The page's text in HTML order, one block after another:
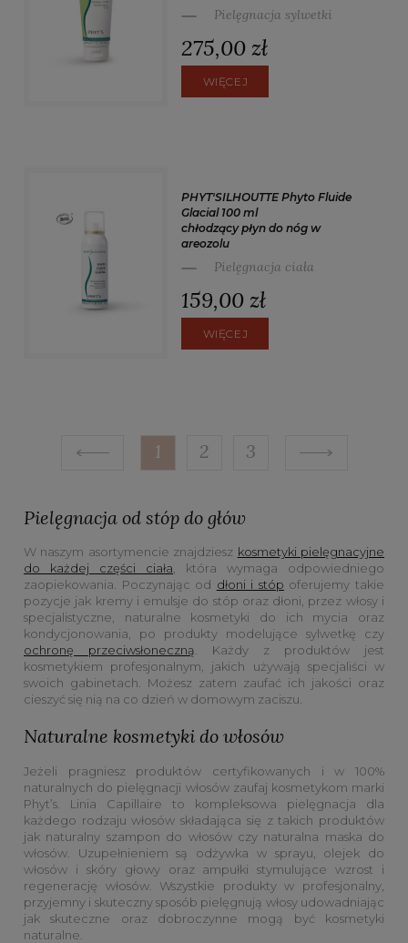
Pielęgnacja sylwetki
275,00 zł
WIĘCEJ
PHYT'SILHOUTTE Phyto Fluide
Glacial 100 ml
chłodzący płyn do nóg w
areozolu
Pielęgnacja ciała
159,00 zł
WIĘCEJ
1 2 3
Pielęgnacja od stóp do głów
W naszym asortymencie znajdziesz kosmetyki pielęgnacyjne
do każdej części ciała, która wymaga odpowiedniego
zaopiekowania. Poczynając od dłoni i stóp oferujemy takie
pozycje jak kremy i emulsje do stóp oraz dłoni, przez włosy i
specjalistyczne, naturalne kosmetyki do ich mycia oraz
kondycjonowania, po produkty modelujące sylwetkę czy
ochronę przeciwsłoneczną. Każdy z produktów jest
kosmetykiem profesjonalnym, jakich używają specjaliści w
swoich gabinetach. Możesz zatem zaufać ich jakości oraz
cieszyć się nią na co dzień w domowym zaciszu.
Naturalne kosmetyki do włosów
Jeżeli pragniesz produktów certyfikowanych i w 100%
naturalnych do pielęgnacji włosów zaufaj kosmetykom marki
Phyt’s. Linia Capillaire to kompleksowa pielęgnacja dla
każdego rodzaju włosów składająca się z takich produktów
jak naturalny szampon do włosów czy naturalna maska do
włosów. Uzupełnieniem są odżywka w sprayu, olejek do
włosów i skóry głowy oraz ampułki stymulujące wzrost i
regenerację włosów. Wszystkie produkty w profesjonalny,
przyjemny i skuteczny sposób pielęgnują włosy udowadniając
jak skuteczne oraz dobroczynne mogą być kosmetyki
naturalne.